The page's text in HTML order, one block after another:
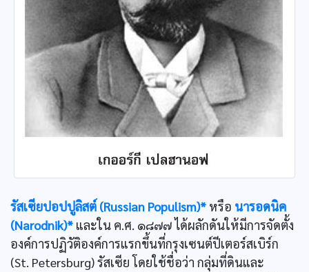
รัสเซียปอปปูลิสต์ (Russian Populism)* หรือ นารอดนิค
(Narodnik)* และใน ค.ศ. ๑๘๗๗ ได้ผลักดันให้มีการจัดตั้ง
องค์การปฏิวัติองค์การแรกขึ้นที่กรุงเซนต์ปีเตอร์สเบิร์ก
(St. Petersburg) รัสเซีย โดยใช้ชื่อว่า กลุ่มที่ดินและ